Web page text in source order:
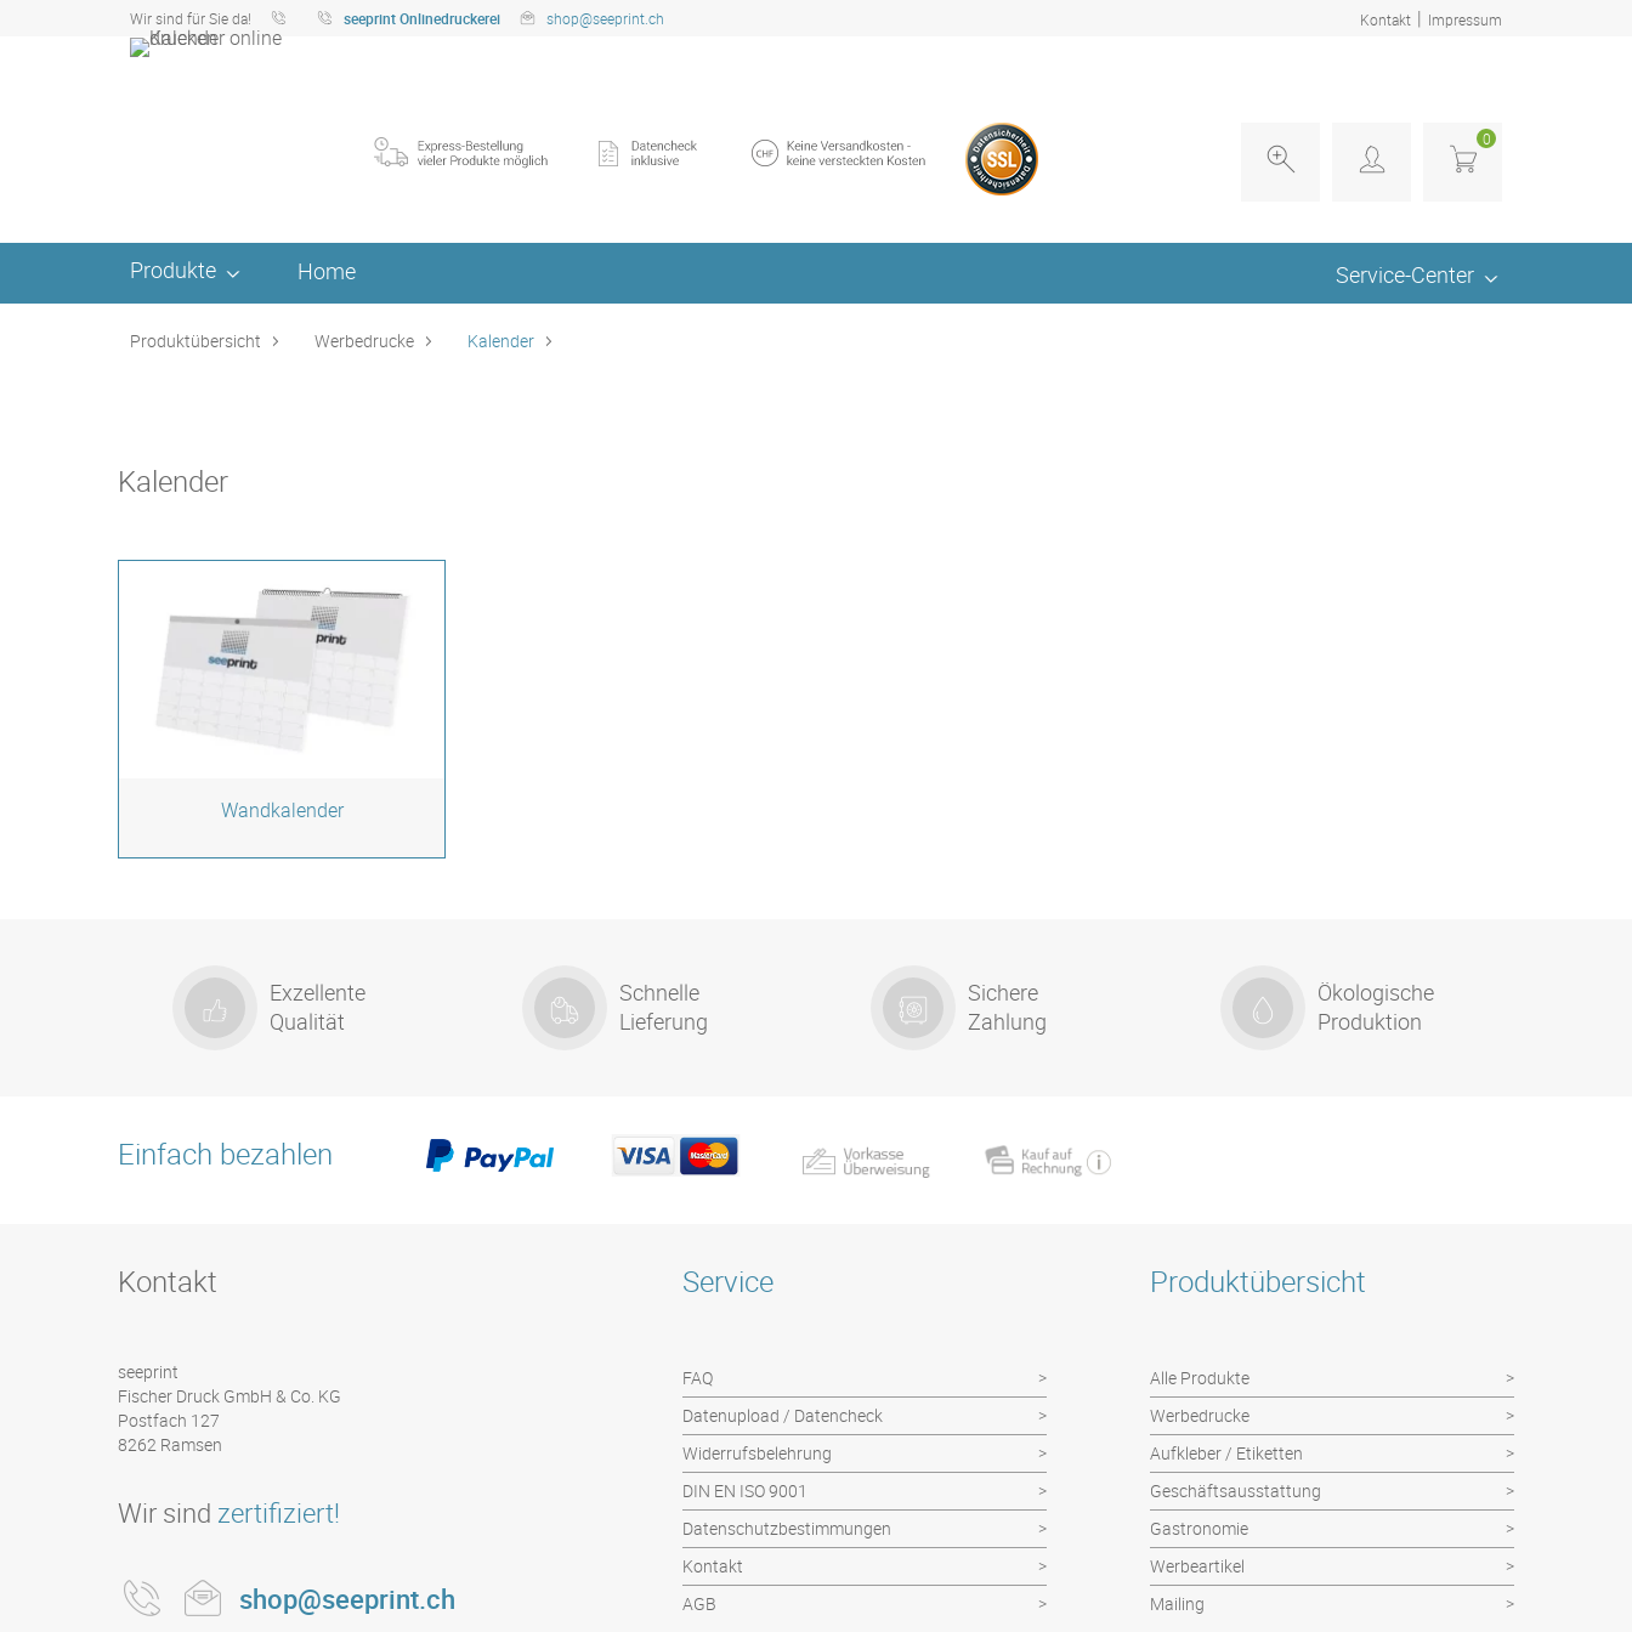
Wir sind für Sie da! seeprint Onlinedruckerei shop@seeprint.ch Kontakt | Impressum
0
Produkte Home Service-Center
Produktübersicht Werbedrucke Kalender
Kalender
Wandkalender
Exzellente
Qualität
Schnelle
Lieferung
Sichere
Zahlung
Ökologische
Produktion
Einfach bezahlen
Kontakt
seeprint
Fischer Druck GmbH & Co. KG
Postfach 127
8262 Ramsen
Wir sind zertifiziert!
shop@seeprint.ch
Produktübersicht
Alle Produkte
Werbedrucke
Aufkleber / Etiketten
Geschäftsausstattung
Gastronomie
Werbeartikel
Mailing
Service
FAQ
Datenupload / Datencheck
Widerrufsbelehrung
DIN EN ISO 9001
Datenschutzbestimmungen
Kontakt
AGB